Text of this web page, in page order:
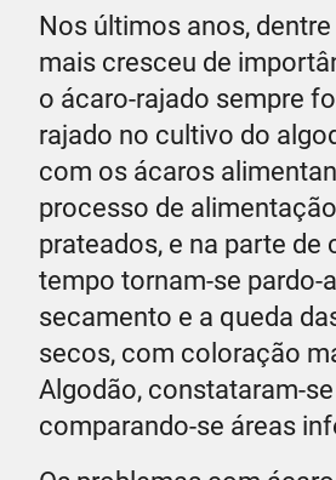
Nos últimos anos,
mais cresceu de
o ácaro-rajado sempre
rajado no cultivo do
com os ácaros
processo de
prateados, e na parte
tempo tornam-se pardo-
secamento e a queda
secos, com coloração
Algodão, constataram-
comparando-se áreas